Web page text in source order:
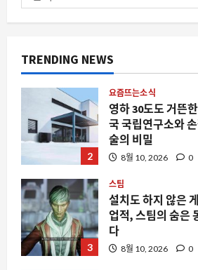
색:
TRENDING NEWS
한성자동차 스타
서비스 품질의 새
요즘뜨는소식
영하 30도도 거뜬
국 국립연구소와
술의 비밀
8월 10, 2026
3
스팀
설치도 하지 않은
업적, 스팀의 숨은
다